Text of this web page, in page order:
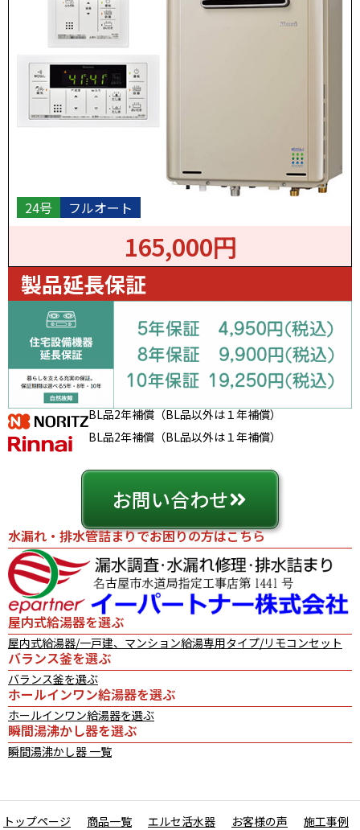
24号 フルオート
165,000円
製品延長保証
BL品2年補償（BL品以外は１年補償）
BL品2年補償（BL品以外は１年補償）
お問い合わせ
水漏れ・排水管詰まりでお困りの方はこちら
屋内式給湯器を選ぶ
屋内式給湯器/一戸建、マンション給湯専用タイプ/リモコンセット
バランス釜を選ぶ
バランス釜を選ぶ
ホールインワン給湯器を選ぶ
ホールインワン給湯器を選ぶ
瞬間湯沸かし器を選ぶ
瞬間湯沸かし器 一覧
トップページ 商品一覧 エルセ活水器 お客様の声
施工事例